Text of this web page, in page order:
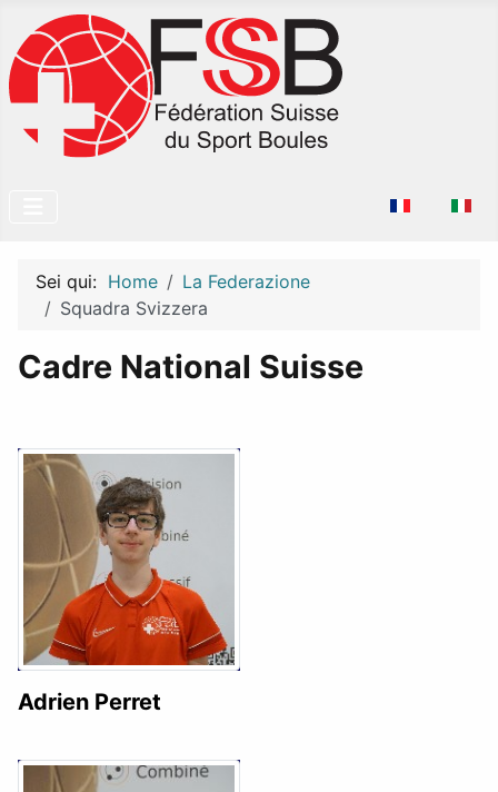
Seleziona la
Sei qui: Home
La Federazione
Squadra Svizzera
Cadre National Suisse
Adrien Perret